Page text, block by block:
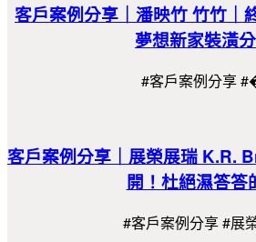
客戶案例分享｜潘映竹 竹竹｜
夢想新家裝潢
#客戶案例分享
客戶案例分享｜展榮展瑞 K.R.
開！杜絕濕答答
#客戶案例分享 #展